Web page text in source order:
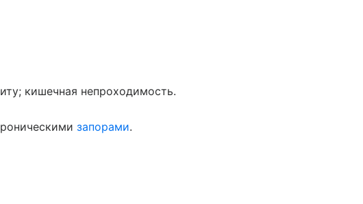
кишечная непроходимость.
запорами.